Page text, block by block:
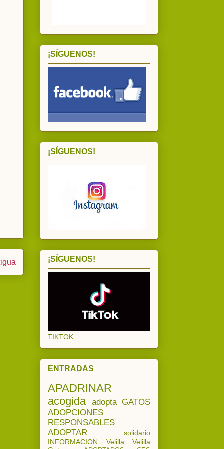
¡SÍGUENOS!
¡SÍGUENOS!
¡SÍGUENOS!
TIKTOK
ENTRADAS
APADRINAR
acogida
adopta GATOS
ADOPCIONES
RESPONSABLES
ADOPTAR
solidario
INFORMACION
Velilla
Velilla